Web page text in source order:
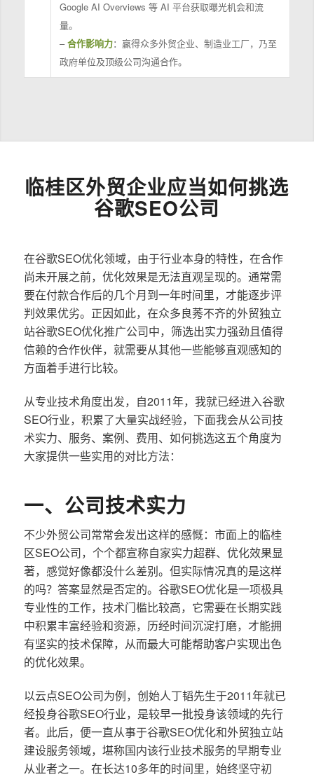
Google AI Overviews 等 AI 平台获取曝光机会和流
量。
–合作影响力：赢得众多外贸企业、制造业工厂，乃至
政府单位及顶级公司沟通合作。
临桂区外贸企业应当如何挑选
谷歌SEO公司
在谷歌SEO优化领域，由于行业本身的特性，在合作
尚未开展之前，优化效果是无法直观呈现的。通常需
要在付款合作后的几个月到一年时间里，才能逐步评
判效果优劣。正因如此，在众多良莠不齐的外贸独立
站谷歌SEO优化推广公司中，筛选出实力强劲且值得
信赖的合作伙伴，就需要从其他一些能够直观感知的
方面着手进行比较。
从专业技术角度出发，自2011年，我就已经进入谷歌
SEO行业，积累了大量实战经验，下面我会从公司技
术实力、服务、案例、费用、如何挑选这五个角度为
大家提供一些实用的对比方法：
一、公司技术实力
不少外贸公司常常会发出这样的感慨：市面上的临桂
区SEO公司，个个都宣称自家实力超群、优化效果显
著，感觉好像都没什么差别。但实际情况真的是这样
的吗？答案显然是否定的。谷歌SEO优化是一项极具
专业性的工作，技术门槛比较高，它需要在长期实践
中积累丰富经验和资源，历经时间沉淀打磨，才能拥
有坚实的技术保障，从而最大可能帮助客户实现出色
的优化效果。
以云点SEO公司为例，创始人丁韬先生于2011年就已
经投身谷歌SEO行业，是较早一批投身该领域的先行
者。此后，便一直从事于谷歌SEO优化和外贸独立站
建设服务领域，堪称国内该行业技术服务的早期专业
从业者之一。在长达10多年的时间里，始终坚守初